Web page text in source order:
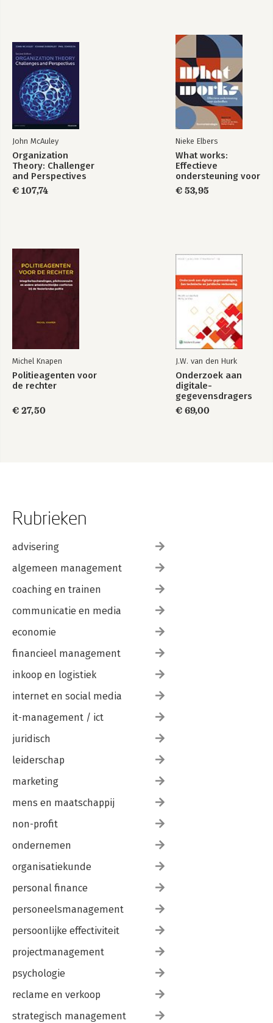
John McAuley
Organization
Theory: Challenger
and Perspectives
€ 107,74
Nieke Elbers
What works:
Effectieve
ondersteuning voor
slachtoffers
€ 53,95
Michel Knapen
Politieagenten voor
de rechter
€ 27,50
J.W. van den Hurk
Onderzoek aan
digitale-
gegevensdragers
€ 69,00
Rubrieken
advisering
algemeen management
coaching en trainen
communicatie en media
economie
financieel management
inkoop en logistiek
internet en social media
it-management / ict
juridisch
leiderschap
marketing
mens en maatschappij
non-profit
ondernemen
organisatiekunde
personal finance
personeelsmanagement
persoonlijke effectiviteit
projectmanagement
psychologie
reclame en verkoop
strategisch management